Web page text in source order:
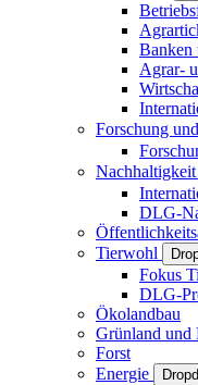
Banken
Agrar-
Forschung
Nachhaltigkeit
DLG-
Tierwohl
Fokus
DLG-
Ökolandbau
Grünland und
Forst
Energie